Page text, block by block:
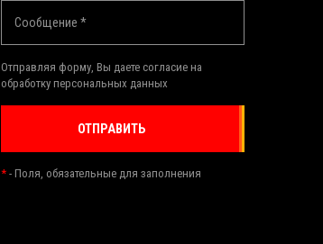
Сообщение *
Отправляя форму, Вы даете согласие на
обработку персональных данных
ОТПРАВИТЬ
* - Поля, обязательные для заполнения